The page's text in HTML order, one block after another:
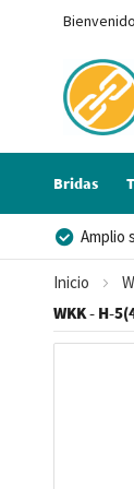
Bridas
Amplio
Inicio
WKK - H-